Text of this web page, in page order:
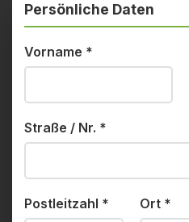
Persönliche Daten
Vorname *
Straße / Nr. *
Postleitzahl * Ort *